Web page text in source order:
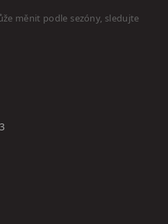
měnit podle sezóny, sledujte